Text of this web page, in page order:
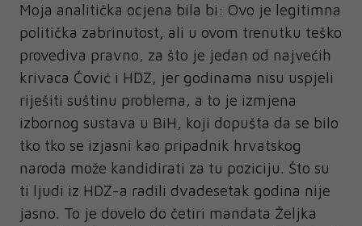
Moja analitička ocjena bila bi: Ovo je legitimna
politička zabrinutost, ali u ovom trenutku teško
provediva pravno, za što je jedan od najvećih
krivaca Čović i HDZ, jer godinama nisu uspjeli
riješiti suštinu problema, a to je izmjena
izbornog sustava u BiH, koji dopušta da se bilo
tko tko se izjasni kao pripadnik hrvatskog
naroda može kandidirati za tu poziciju. Što su
ti ljudi iz HDZ-a radili dvadesetak godina nije
jasno. To je dovelo do četiri mandata Željka